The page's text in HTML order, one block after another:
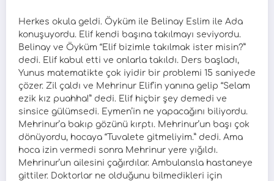
Herkes okula geldi. Öyküm ile Belinay Eslim ile Ada
konuşuyordu. Elif kendi başına takılmayı seviyordu.
Belinay ve Öyküm “Elif bizimle takılmak ister misin?”
dedi. Elif kabul etti ve onlarla takıldı. Ders başladı,
Yunus matematikte çok iyidir bir problemi 15 saniyede
çözer. Zil çaldı ve Mehrinur Elif’in yanına gelip “Selam
ezik kız puahha!” dedi. Elif hiçbir şey demedi ve
sinsice gülümsedi. Eymen’in ne yapacağını biliyordu.
Mehrinur’a bakıp gözünü kırptı. Mehrinur’un başı çok
dönüyordu, hocaya “Tuvalete gitmeliyim.” dedi. Ama
hoca izin vermedi sonra Mehrinur yere yığıldı.
Mehrinur’un ailesini çağırdılar. Ambulansla hastaneye
gittiler. Doktorlar ne olduğunu bilmedikleri için